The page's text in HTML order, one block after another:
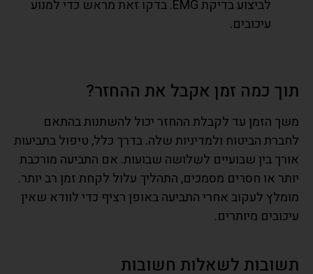
לביצוע בדיקת EMG. בדקו זאת מראש כדי למנוע
עיכובים.
תוך כמה זמן אקבל את ההחזר?
משך הזמן עד לקבלת ההחזר יכול להשתנות בהתאם
לחברת הביטוח ולמדיניות שלה. בדרך כלל, טיפול בתביעות
אורך בין שבועיים לשלושה שבועות. אם התביעה מורכבת
יותר או חסרים מסמכים, התהליך עלול לקחת זמן רב יותר.
מומלץ לעקוב אחרי התביעה באופן רציף כדי לוודא שאין
עיכובים מיותרים.
תשובות לשאלות חשובות